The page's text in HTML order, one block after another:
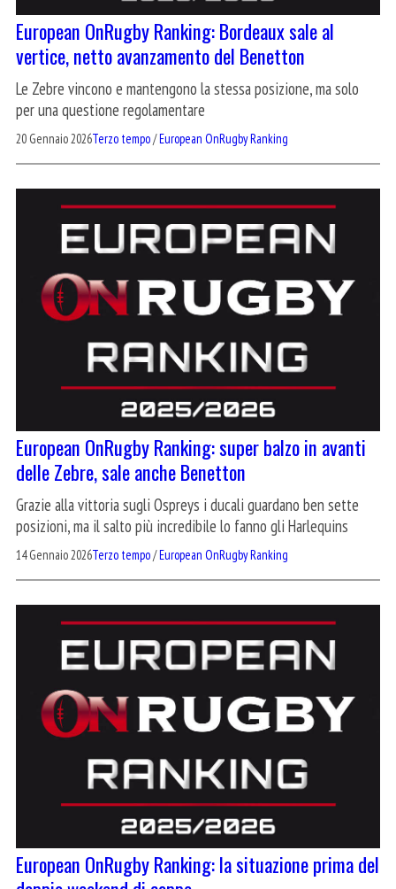
European OnRugby Ranking: Bordeaux sale al
vertice, netto avanzamento del Benetton
Le Zebre vincono e mantengono la stessa posizione, ma solo
per una questione regolamentare
20 Gennaio 2026Terzo tempo/European OnRugby Ranking
European OnRugby Ranking: super balzo in avanti
delle Zebre, sale anche Benetton
Grazie alla vittoria sugli Ospreys i ducali guardano ben sette
posizioni, ma il salto più incredibile lo fanno gli Harlequins
14 Gennaio 2026Terzo tempo/European OnRugby Ranking
European OnRugby Ranking: la situazione prima del